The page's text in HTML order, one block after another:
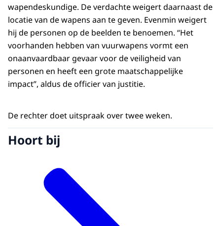
wapendeskundige. De verdachte weigert daarnaast de
locatie van de wapens aan te geven. Evenmin weigert
hij de personen op de beelden te benoemen. “Het
voorhanden hebben van vuurwapens vormt een
onaanvaardbaar gevaar voor de veiligheid van
personen en heeft een grote maatschappelijke
impact”, aldus de officier van justitie.
De rechter doet uitspraak over twee weken.
Hoort bij